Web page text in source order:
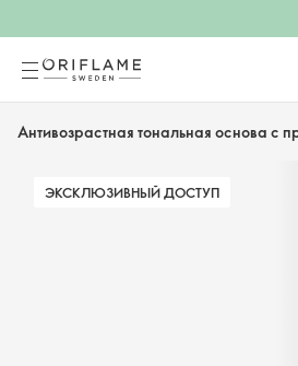
Антивозрастная тональная основа с
ЭКСКЛЮЗИВНЫЙ ДОСТУП